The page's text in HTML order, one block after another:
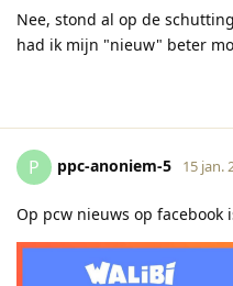
Nee, stond al op de
had ik mijn "nieuw" beter
P ppc-anoniem-5 15 jan.
Op pcw nieuws op facebook